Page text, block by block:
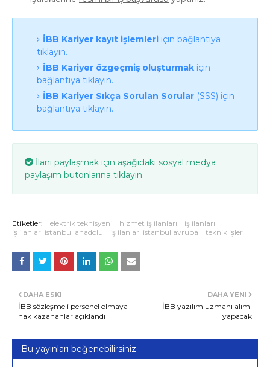
İBB Kariyer kayıt işlemleri için bağlantıya
tıklayın.
İBB Kariyer özgeçmiş oluşturmak için
bağlantıya tıklayın.
İBB Kariyer Sıkça Sorulan Sorular (SSS) için
bağlantıya tıklayın.
İlanı paylaşmak için aşağıdaki sosyal medya
paylaşım butonlarına tıklayın.
Etiketler: elektrik teknisyeni hizmet iş ilanları
iş ilanları
iş ilanları istanbul anadolu
iş ilanları istanbul avrupa teknik işler
DAHA YENI
İBB yazılım uzmanı alımı
yapacak
DAHA ESKI
İBB sözleşmeli personel olmaya
hak kazananlar açıklandı
Bu yayınları beğenebilirsiniz